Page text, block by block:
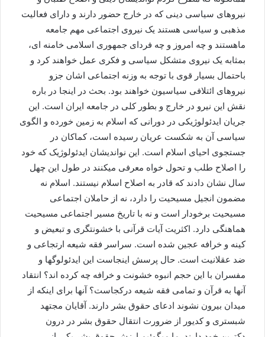
نیروهای سیاسی دینی که در خارج حضور دارند و دارای فعالیت
مذهبی و سیاسی هستند یک نیروی اجتماعی مهم جامعه
ماهستند و چه امروز و چه فردای جمهوری اسلامی خامنه ای،
بمثابه یک نیروی متشکل سیاسی و فکری عمل خواهند کرد و
باحتمال بسیار قوی با توجه به وزنه اجتماعی اشان جزو
نیروهای ائتلافی سیاسیون خواهند بود. بحث در اینجا در باره
نقش این نیرو در خارج و بطور کلی در جامعه ایران است. این
جریان ایدئولوژیکی در دورانی که اسلام به زمین خورده و الگوی
سیاسی آن به شکست عریان رسیده است، کماکان در
جستجوی احیای اسلام است. این نواندیشان ایدئولوژیک که خود
را اصلاح طلب و تحول خواه معرفی میکنند در طول این چهل
سال نشان دادند که قادر به اصلاح اسلام نیستند. اسلام نه
مضمون انجیل مسیحیت را دارد، نه از حاملان اجتماعی
مسیحیت برخودار است و نه با تاریخ مسیر اجتماعی مسیحیت
هماهنگی دارد. اکثریت آیات قرآنی با خشونتگری و تبعیض و
کینه و خرافه عجین شده است. سراسر فقه شیعه ارتجاعی و
ضد عقلانیت است. حال پرسش اینجاست این ایدئولوگها و
مفسران با این حجم انبوه خشونت و خرافه چه کرده اند؟ انتقاد
آنها به قرآن و تمامی فقه شیعه درکجاست؟ آنها برای اینکه از
میدان بیرون نشوند ادعای حقوق بشر دارند. آقایان مجتهد
شبستری و کدیور از ضرورت انتقال حقوق بشر در درون